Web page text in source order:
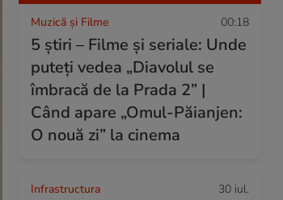
Muzică și Filme 00:18
5 știri – Filme și seriale: Unde
puteţi vedea „Diavolul se
îmbracă de la Prada 2” |
Când apare „Omul-Păianjen:
O nouă zi” la cinema
Infrastructura 30 iul.